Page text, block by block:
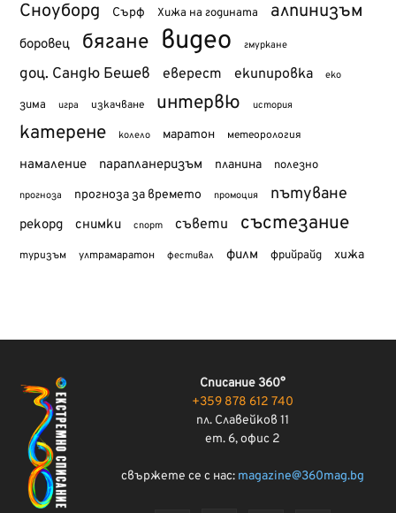
Сноуборд Сърф Хижа на годината алпинизъм
боровец бягане видео гмуркане
доц. Сандю Бешев еверест екипировка еко
зима игра изкачване интервю история
катерене колело маратон метеорология
намаление парапланеризъм планина полезно
прогноза прогноза за времето промоция пътуване
рекорд снимки спорт съвети състезание
туризъм ултрамаратон фестивал филм фрийрайд хижа
Списание 360°
+359 878 612 740
пл. Славейков 11
ет. 6, офис 2
свържете се с нас: magazine@360mag.bg